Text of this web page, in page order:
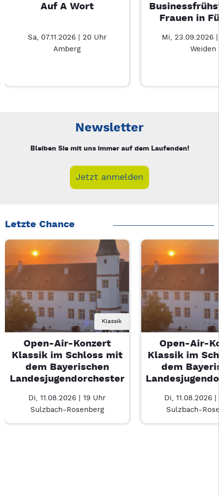
Auf A Wort
Sa, 07.11.2026 | 20 Uhr
Amberg
Frauen in
Mi, 23.09.2026
Weiden
Newsletter
Bleiben Sie mit uns immer auf dem Laufenden!
Jetzt anmelden
Letzte Chance
Klassik
Open-Air-Konzert
Klassik im Schloss mit
dem Bayerischen
Landesjugendorchester
Di, 11.08.2026 | 19 Uhr
Sulzbach-Rosenberg
Open-Air-
Klassik im
dem
Di, 11.08.2026
Sulzbach-